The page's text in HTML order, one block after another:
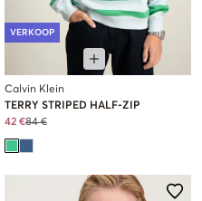
VERKOOP
Calvin Klein
TERRY STRIPED HALF-ZIP
42 €84 €